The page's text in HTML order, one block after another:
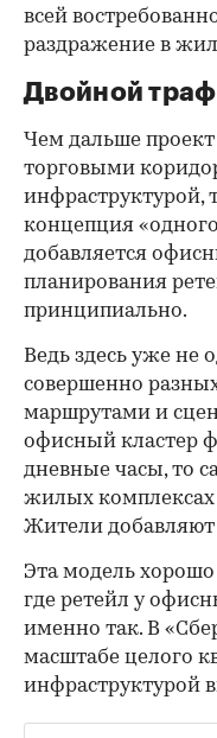
всей
раздражение в
Двойной
Чем дальше проект
торговыми
инфраструктурой,
концепция
добавляется
планирования
принципиально.
Ведь здесь уже не
совершенно
маршрутами и
офисный кластер
дневные часы, то
жилых
Жители добавляют
Эта модель хорошо
где ретейл у
именно так. В
масштабе целого
инфраструктурой